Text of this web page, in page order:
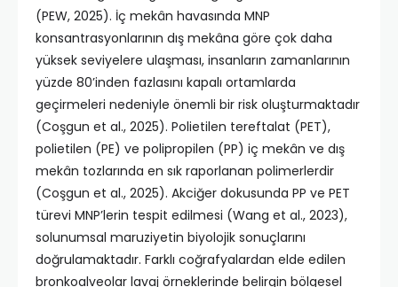
(PEW, 2025). İç mekân havasında MNP
konsantrasyonlarının dış mekâna göre çok daha
yüksek seviyelere ulaşması, insanların zamanlarının
yüzde 80’inden fazlasını kapalı ortamlarda
geçirmeleri nedeniyle önemli bir risk oluşturmaktadır
(Coşgun et al., 2025). Polietilen tereftalat (PET),
polietilen (PE) ve polipropilen (PP) iç mekân ve dış
mekân tozlarında en sık raporlanan polimerlerdir
(Coşgun et al., 2025). Akciğer dokusunda PP ve PET
türevi MNP’lerin tespit edilmesi (Wang et al., 2023),
solunumsal maruziyetin biyolojik sonuçlarını
doğrulamaktadır. Farklı coğrafyalardan elde edilen
bronkoalveolar lavaj örneklerinde belirgin bölgesel